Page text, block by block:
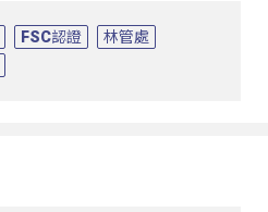
FSC認證
林管處